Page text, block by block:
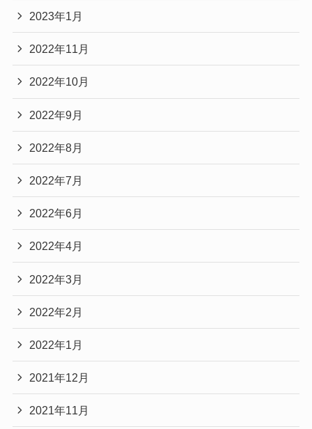
2023年1月
2022年11月
2022年10月
2022年9月
2022年8月
2022年7月
2022年6月
2022年4月
2022年3月
2022年2月
2022年1月
2021年12月
2021年11月